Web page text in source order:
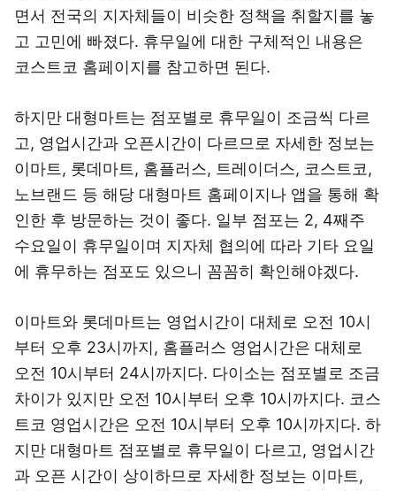
면서 전국의 지자체들이 비슷한 정책을 취할지를 놓
고 고민에 빠졌다. 휴무일에 대한 구체적인 내용은
코스트코 홈페이지를 참고하면 된다.
하지만 대형마트는 점포별로 휴무일이 조금씩 다르
고, 영업시간과 오픈시간이 다르므로 자세한 정보는
이마트, 롯데마트, 홈플러스, 트레이더스, 코스트코,
노브랜드 등 해당 대형마트 홈페이지나 앱을 통해 확
인한 후 방문하는 것이 좋다. 일부 점포는 2, 4째주
수요일이 휴무일이며 지자체 협의에 따라 기타 요일
에 휴무하는 점포도 있으니 꼼꼼히 확인해야겠다.
이마트와 롯데마트는 영업시간이 대체로 오전 10시
부터 오후 23시까지, 홈플러스 영업시간은 대체로
오전 10시부터 24시까지다. 다이소는 점포별로 조금
차이가 있지만 오전 10시부터 오후 10시까지다. 코스
트코 영업시간은 오전 10시부터 오후 10시까지다. 하
지만 대형마트 점포별로 휴무일이 다르고, 영업시간
과 오픈 시간이 상이하므로 자세한 정보는 이마트,